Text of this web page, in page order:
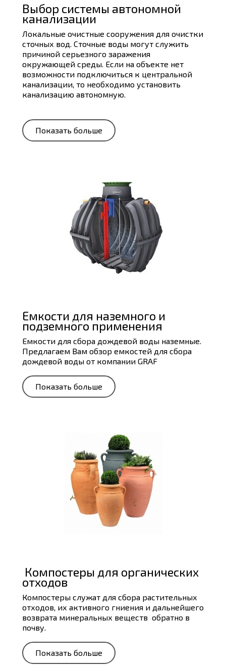
Выбор системы автономной
канализации
Локальные очистные сооружения для очистки
сточных вод. Сточные воды могут служить
причиной серьезного заражения
окружающей среды. Если на объекте нет
возможности подключиться к центральной
канализации, то необходимо установить
канализацию автономную.
Показать больше
Емкости для наземного и
подземного применения
Емкости для сбора дождевой воды наземные.
Предлагаем Вам обзор емкостей для сбора
дождевой воды от компании GRAF
Показать больше
Компостеры для органических
отходов
Компостеры служат для сбора растительных
отходов, их активного гниения и дальнейшего
возврата минеральных веществ обратно в
почву.
Показать больше